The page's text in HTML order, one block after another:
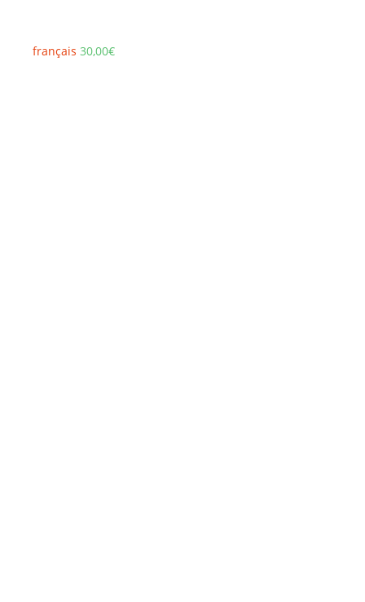
français 30,00€